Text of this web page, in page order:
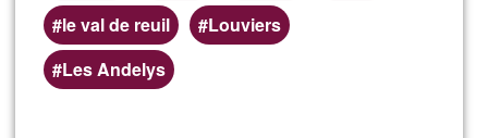
le val de reuil
Louviers
Les Andelys